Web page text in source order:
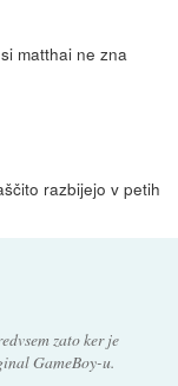
matthai ne zna
razbijejo v petih
zato ker je
GameBoy-u.